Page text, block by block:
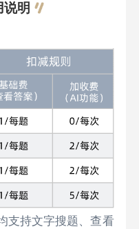
明
支持文字搜题、查看